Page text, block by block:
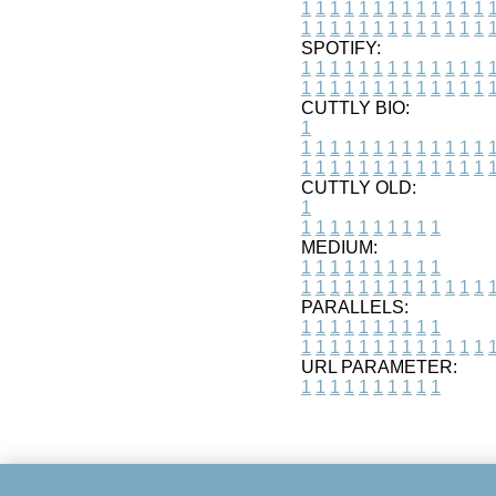
1 1 1 1 1 1 1 1 1 1 1 1 1 1
1 1 1 1 1 1 1 1 1 1 1 1 1 1
SPOTIFY:
1 1 1 1 1 1 1 1 1 1 1 1 1 1
1 1 1 1 1 1 1 1 1 1 1 1 1 1
CUTTLY BIO:
1
1 1 1 1 1 1 1 1 1 1 1 1 1 1
1 1 1 1 1 1 1 1 1 1 1 1 1 1
CUTTLY OLD:
1
1 1 1 1 1 1 1 1 1 1
MEDIUM:
1 1 1 1 1 1 1 1 1 1
1 1 1 1 1 1 1 1 1 1 1 1 1 1
PARALLELS:
1 1 1 1 1 1 1 1 1 1
1 1 1 1 1 1 1 1 1 1 1 1 1 1
URL PARAMETER:
1 1 1 1 1 1 1 1 1 1